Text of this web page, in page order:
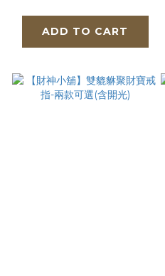
ADD TO CART